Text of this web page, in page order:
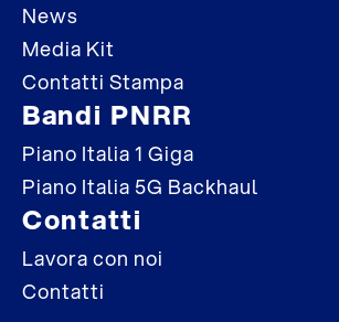
News
Media Kit
Contatti Stampa
Bandi PNRR
Piano Italia 1 Giga
Piano Italia 5G Backhaul
Contatti
Lavora con noi
Contatti